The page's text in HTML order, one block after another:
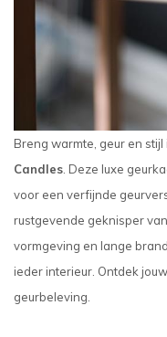
Breng warmte, geur en stijl
Candles . Deze luxe
voor een verfijnde
rustgevende geknisper
vormgeving en lange
ieder interieur. Ontdek
geurbeleving.